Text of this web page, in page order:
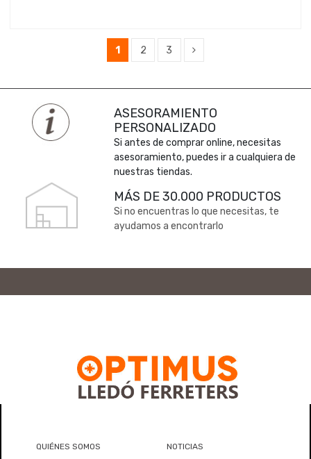
1 2 3
ASESORAMIENTO
PERSONALIZADO
Si antes de comprar online, necesitas
asesoramiento, puedes ir a cualquiera de
nuestras tiendas.
MÁS DE 30.000 PRODUCTOS
Si no encuentras lo que necesitas, te
ayudamos a encontrarlo
QUIÉNES SOMOS NOTICIAS